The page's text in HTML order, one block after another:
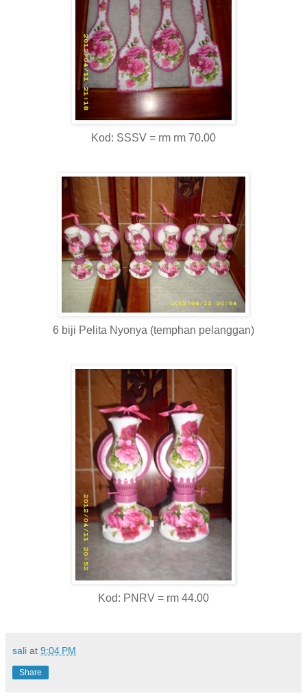
Kod: SSSV = rm rm 70.00
6 biji Pelita Nyonya (temphan pelanggan)
Kod: PNRV = rm 44.00
sali at 9:04 PM
Share